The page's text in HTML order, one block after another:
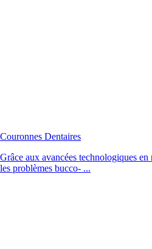
Couronnes Dentaires
Grâce aux avancées technologiques
les problèmes bucco- ...